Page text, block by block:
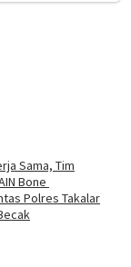
Sama, Tim
Bone
Polres Takalar